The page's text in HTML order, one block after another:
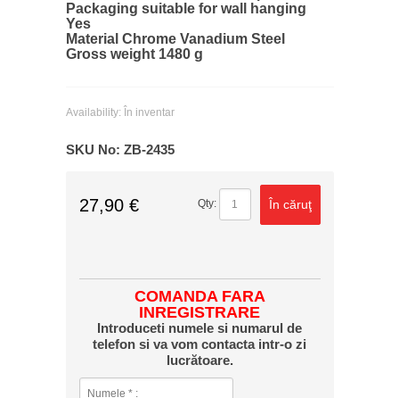
Packaging suitable for wall hanging
Yes
Material Chrome Vanadium Steel
Gross weight 1480 g
Availability: În inventar
SKU No: ZB-2435
27,90 € Qty: În căruţ
COMANDA FARA
INREGISTRARE
Introduceti numele si numarul de
telefon si va vom contacta intr-o zi
lucrătoare.